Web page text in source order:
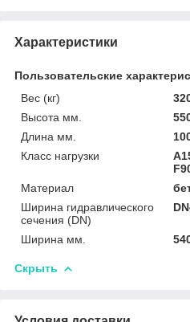
Характеристики
Пользовательские
Вес (кг)
Высота мм.
Длина мм.
Класс нагрузки
Материал
Ширина гидравлического
сечения (DN)
Ширина мм.
Скрыть